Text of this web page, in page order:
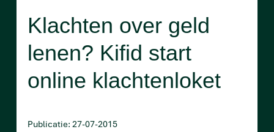
Klachten over geld
lenen? Kifid start
online klachtenloket
Publicatie: 27-07-2015